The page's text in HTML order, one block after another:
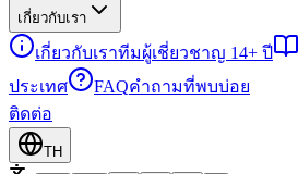
เกี่ยวกับเรา
เกี่ยวกับเราทีมผู้เชี่ยวชาญ 14+ ปี
ประเทศ
FAQคำถามที่พบบ่อย
ติดต่อ
TH